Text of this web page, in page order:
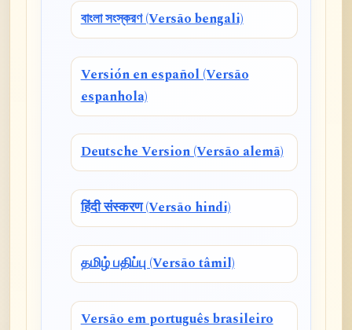
বাংলা সংস্করণ (Versão bengali)
Versión en español (Versão
espanhola)
Deutsche Version (Versão alemã)
हिंदी संस्करण (Versão hindi)
தமிழ் பதிப்பு (Versão tâmil)
Versão em português brasileiro